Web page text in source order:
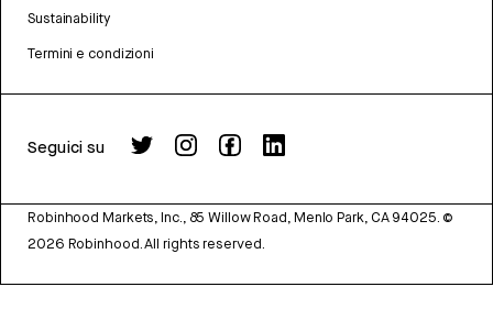
Sustainability
Termini e condizioni
Seguici su
Robinhood Markets, Inc., 85 Willow Road, Menlo Park, CA 94025. ©
2026 Robinhood. All rights reserved.